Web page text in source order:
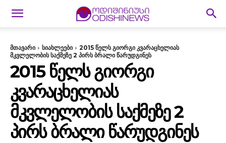
მთავარი სიახლეები
2015 წელს გიორგი კვარაცხელიას
მკვლელობის საქმეზე 2 პირს ბრალი წარუდგინეს
2015 ᲬᲔᲚᲡ ᲒᲘᲝᲠᲒᲘ
ᲙᲕᲐᲠᲐᲪᲮᲔᲚᲘᲐᲡ
ᲛᲙᲕᲚᲔᲚᲝᲑᲘᲡ ᲡᲐᲥᲛᲔᲖᲔ 2
ᲞᲘᲠᲡ ᲑᲠᲐᲚᲘ ᲬᲐᲠᲣᲓᲒᲘᲜᲔᲡ